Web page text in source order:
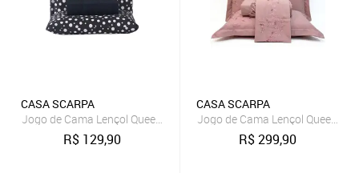
CASA SCARPA
Jogo de Cama Lençol Queen Poá 100% Algodão Preto Estampado
R$ 129,90
CASA SCARPA
Jogo de Cama Lençol Queen
R$299,90